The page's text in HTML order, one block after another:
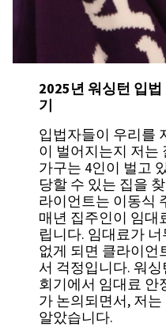
2025년 워싱턴 입
기
입법자들이 우리를
이 벌어지는지 저는
가구는 4인이 벌고
당할 수 있는 집을
라이언트는 이동식
매년 집주인이 임대
립니다. 임대료가
없게 되면 클라이언
서 걱정입니다. 워
회기에서 임대료 안
가 논의되면서, 저
알았습니다.